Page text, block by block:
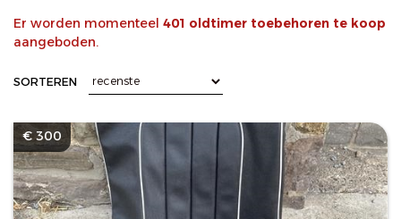
Er worden momenteel 401 oldtimer toebehoren te koop
aangeboden.
SORTEREN
€ 300